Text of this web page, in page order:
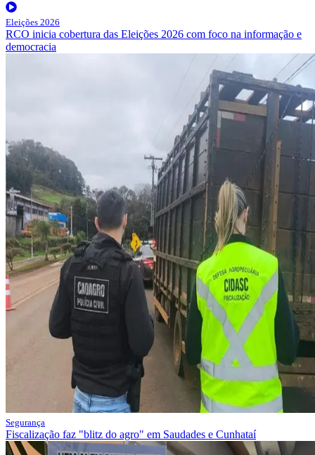
Eleições 2026
RCO inicia cobertura das Eleições 2026 com foco na informação e
democracia
Segurança
Fiscalização faz "blitz do agro" em Saudades e Cunhataí